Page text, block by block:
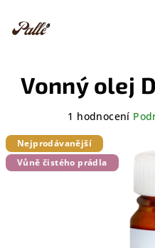
obsah
Vonný olej
produktu
je
5,0
1 hodnocení
Nejprodávanější
Vůně čistého prádla